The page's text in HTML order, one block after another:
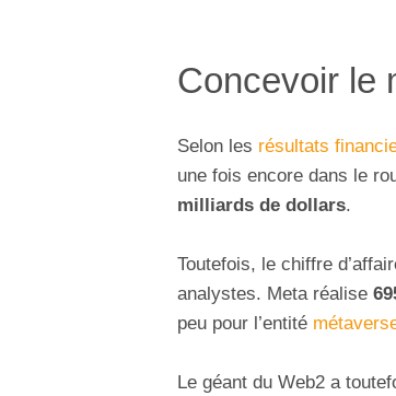
Concevoir le
Selon les résultats
une fois encore dans le
milliards de dollars.
Toutefois, le chiffre
analystes. Meta réalise
peu pour l’entité
Le géant du Web2 a